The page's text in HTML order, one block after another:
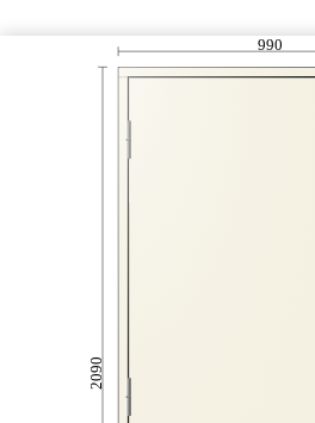
990
2090